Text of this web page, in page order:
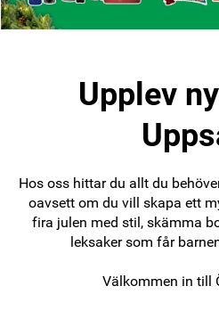
Upplev
Hos oss hittar du allt du
oavsett om du vill skapa ett
fira julen med stil, skämma
leksaker som får
Välkommen in till